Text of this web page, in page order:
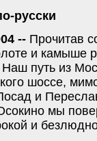
русски
-- Прочитав
и камыше
путь из
шоссе,
и
мы
и